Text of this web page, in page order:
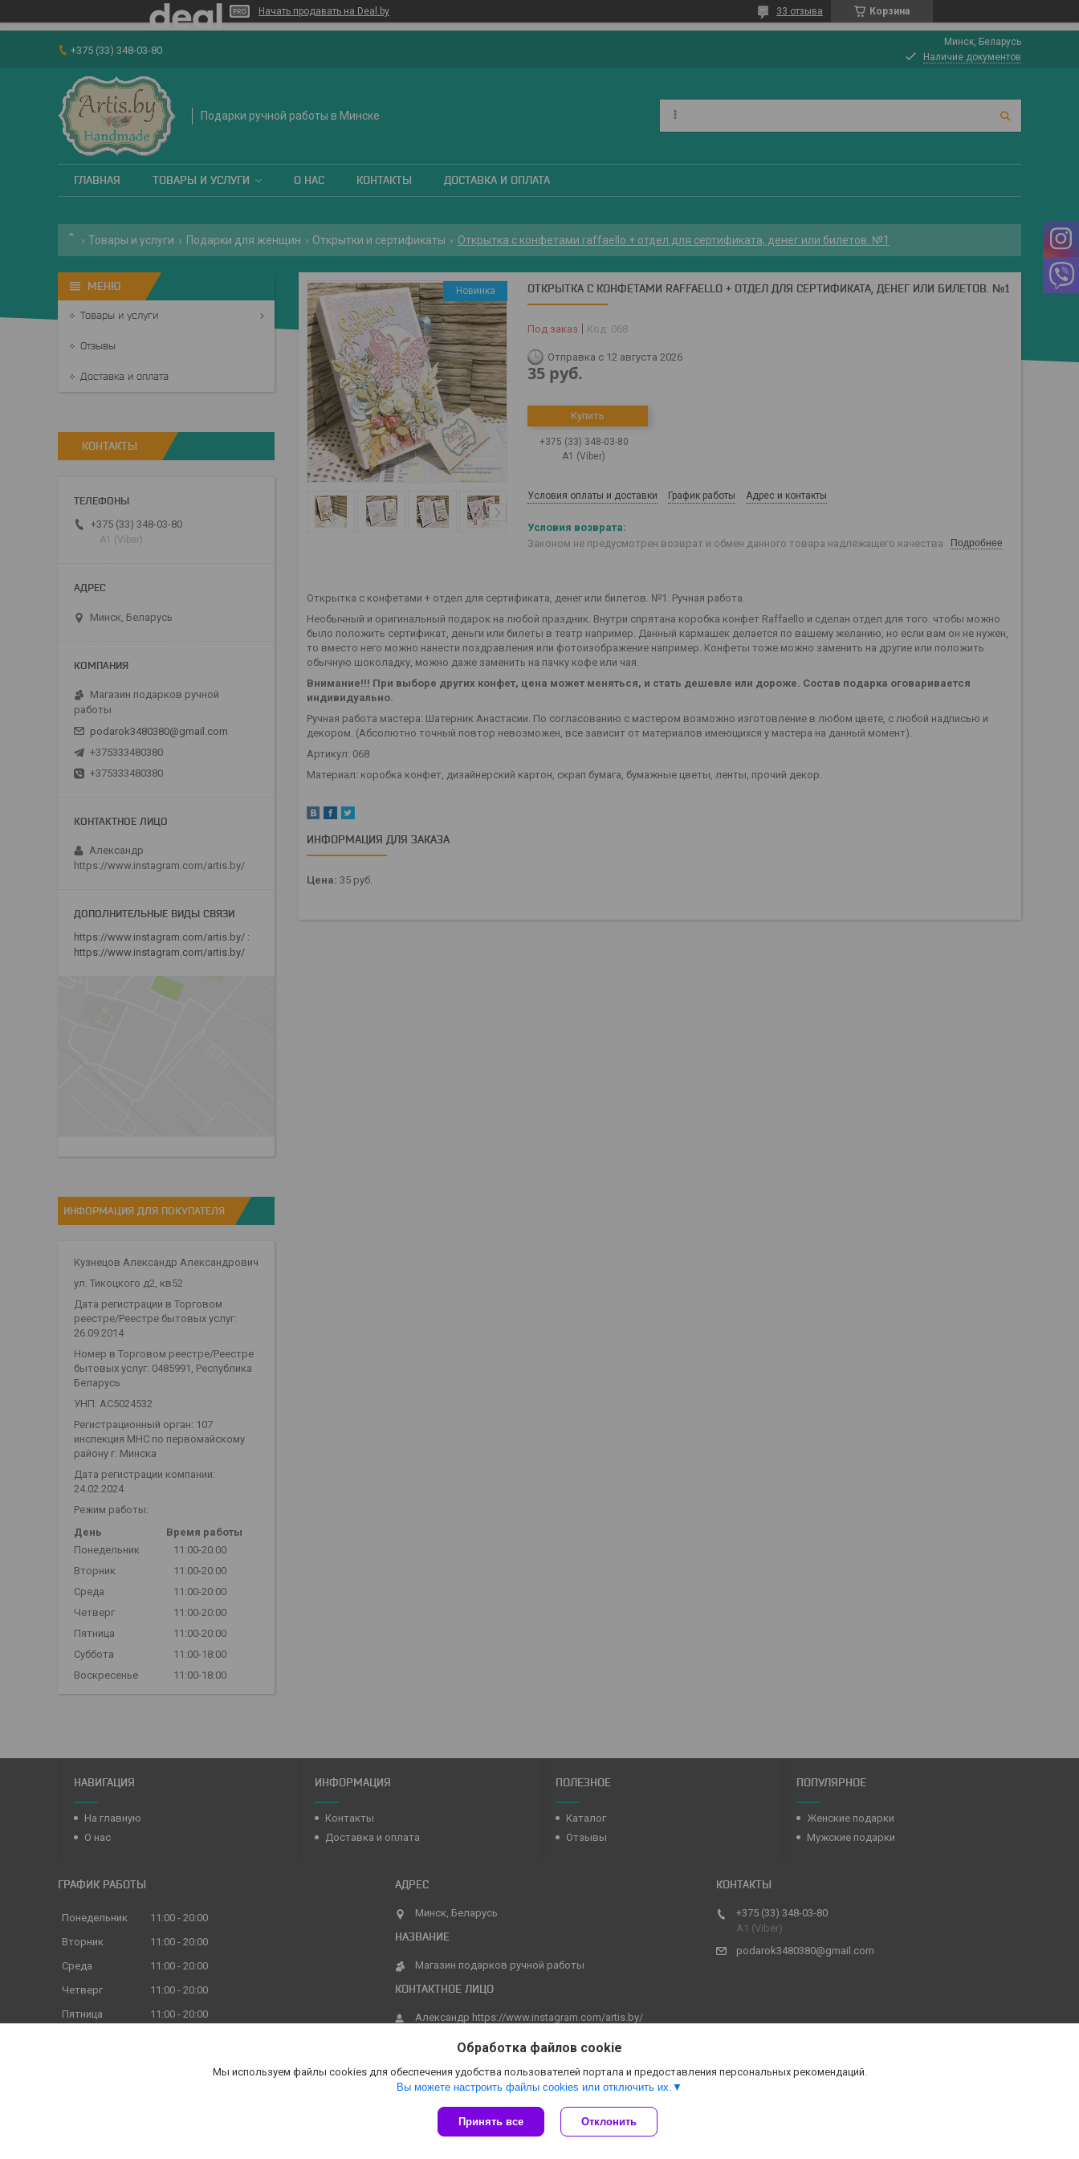
Начать продавать на Deal.by Корзина
33 отзыва
+375 (33) 348-03-80
Минск, Беларусь
Наличие документов
Подарки ручной работы в Минске
ГЛАВНАЯ ТОВАРЫ И УСЛУГИ О НАС КОНТАКТЫ ДОСТАВКА И ОПЛАТА
Товары и услуги Подарки для женщин Открытки и сертификаты Открытка с конфетами raffaello + отдел для сертификата, денег или билетов. №1
Новинка ОТКРЫТКА С КОНФЕТАМИ RAFFAELLO + ОТДЕЛ ДЛЯ СЕРТИФИКАТА, ДЕНЕГ ИЛИ БИЛЕТОВ. №1
Под заказ Код: 068
Отправка с 12 августа 2026
35 руб.
Купить
+375 (33) 348-03-80
А1 (Viber)
Условия оплаты и доставки График работы Адрес и контакты
Законом не предусмотрен возврат и обмен данного товара надлежащего качества Подробнее
Открытка с конфетами + отдел для сертификата, денег или билетов. №1. Ручная работа.
Необычный и оригинальный подарок на любой праздник. Внутри спрятана коробка конфет Raffaello и сделан отдел для того. чтобы можно
было положить сертификат, деньги или билеты в театр например. Данный кармашек делается по вашему желанию, но если вам он не нужен,
то вместо него можно нанести поздравления или фотоизображение например. Конфеты тоже можно заменить на другие или положить
обычную шоколадку, можно даже заменить на пачку кофе или чая.
Внимание!!! При выборе других конфет, цена может меняться, и стать дешевле или дороже. Состав подарка оговаривается
индивидуально.
Ручная работа мастера: Шатерник Анастасии. По согласованию с мастером возможно изготовление в любом цвете, с любой надписью и
декором. (Абсолютно точный повтор невозможен, все зависит от материалов имеющихся у мастера на данный момент).
Артикул: 068
Материал: коробка конфет, дизайнерский картон, скрап бумага, бумажные цветы, ленты, прочий декор.
ИНФОРМАЦИЯ ДЛЯ ЗАКАЗА
Цена: 35 руб.
Товары и услуги
Отзывы
Доставка и оплата
КОНТАКТЫ
+375 (33) 348-03-80
А1 (Viber)
Минск, Беларусь
Магазин подарков ручной
работы
podarok3480380@gmail.com
+375333480380
+375333480380
Александр
https://www.instagram.com/artis.by/
https://www.instagram.com/artis.by/
https://www.instagram.com/artis.by/
ИНФОРМАЦИЯ ДЛЯ ПОКУПАТЕЛЯ
Кузнецов Александр Александрович
ул. Тикоцкого д2, кв52
Дата регистрации в Торговом
реестре/Реестре бытовых услуг:
26.09.2014
Номер в Торговом реестре/Реестре
бытовых услуг: 0485991, Республика
Беларусь
УНП: АС5024532
Регистрационный орган: 107
инспекция МНС по первомайскому
району г. Минска
Дата регистрации компании:
24.02.2024
Режим работы:
День
Время работы
Понедельник
11:00-20:00
Вторник
11:00-20:00
Среда
11:00-20:00
Четверг
11:00-20:00
Пятница
11:00-20:00
Суббота
11:00-18:00
Воскресенье
11:00-18:00
НАВИГАЦИЯ
На главную
О нас
ИНФОРМАЦИЯ
Контакты
Доставка и оплата
ПОЛЕЗНОЕ
Каталог
Отзывы
ПОПУЛЯРНОЕ
Женские подарки
Мужские подарки
ГРАФИК РАБОТЫ
Понедельник 11:00
20:00
Вторник
11:00
20:00
Среда
11:00
20:00
Четверг
11:00
20:00
Пятница
11:00
20:00
Минск, Беларусь
Магазин подарков ручной работы
Александр https://www.instagram.com/artis.by/
+375 (33) 348-03-80
А1 (Viber)
podarok3480380@gmail.com
Сайт создан на платформе Deal.by
Политика обработки файлов cookies
Обработка файлов cookie
Мы используем файлы cookies для обеспечения удобства пользователей портала и предоставления персональных рекомендаций.
Вы можете настроить файлы cookies или отключить их.
Принять все Отклонить